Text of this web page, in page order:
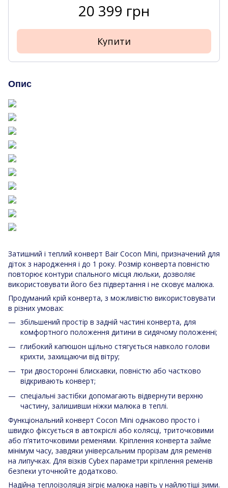
20 399 грн
Купити
Опис
Затишний і теплий конверт Bair Cocon Mini, призначений для
діток з народження і до 1 року. Розмір конверта повністю
повторює контури спального місця люльки, дозволяє
використовувати його без підвертання і не сковує малюка.
Продуманий крій конверта, з можливістю використовувати
в різних умовах:
збільшений простір в задній частині конверта, для
комфортного положення дитини в сидячому положенні;
глибокий капюшон щільно стягується навколо голови
крихти, захищаючи від вітру;
три двосторонні блискавки, повністю або частково
відкривають конверт;
спеціальні застібки допомагають відвернути верхню
частину, залишивши ніжки малюка в теплі.
Функціональний конверт Cocon Mini однаково просто і
швидко фіксується в автокріслі або колясці, триточковими
або п’ятиточковими ременями. Кріплення конверта займе
мінімум часу, завдяки універсальним прорізам для ременів
на липучках. Для візків Cybex параметри кріплення ременів
безпеки уточнюйте додатково.
Надійна теплоізоляція зігріє малюка навіть у найлютіші зими.